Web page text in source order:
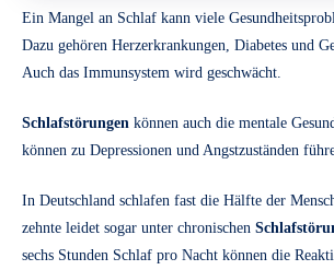
Ein Mangel an Schlaf kann viele
Dazu gehören Herzerkrankungen, Diabetes und
Auch das Immunsystem wird geschwächt.
Schlafstörungen können auch die mentale
können zu Depressionen und Angstzuständen
In Deutschland schlafen fast die Hälfte der
zehnte leidet sogar unter chronischen
sechs Stunden Schlaf pro Nacht können die